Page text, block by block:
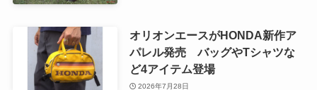
オリオンエースがHONDA新作ア
パレル発売 バッグやTシャツな
ど4アイテム登場
2026年7月28日